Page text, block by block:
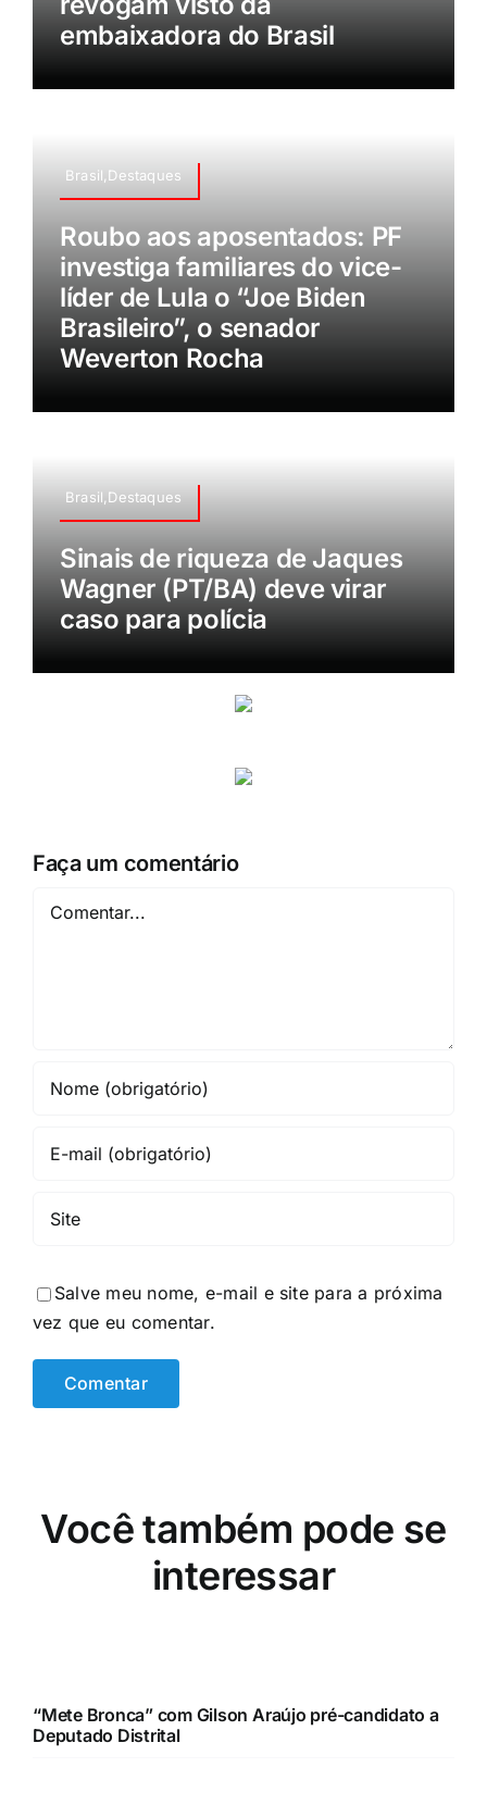
embaixadora do Brasil
Brasil,Destaques
Roubo aos aposentados: PF
investiga familiares do vice-
líder de Lula o “Joe Biden
Brasileiro”, o senador
Weverton Rocha
Brasil,Destaques
Sinais de riqueza de Jaques
Wagner (PT/BA) deve virar
caso para polícia
Faça um comentário
Comentar
Salve meu nome, e-mail e site para a próxima
vez que eu comentar.
Você também pode se
interessar
“Mete Bronca” com Gilson Araújo pré-candidato a
Deputado Distrital